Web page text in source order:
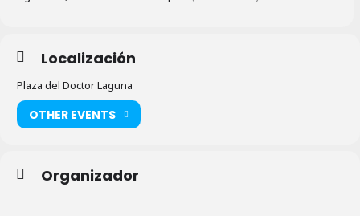
Localización
Plaza del Doctor Laguna
OTHER EVENTS
Organizador